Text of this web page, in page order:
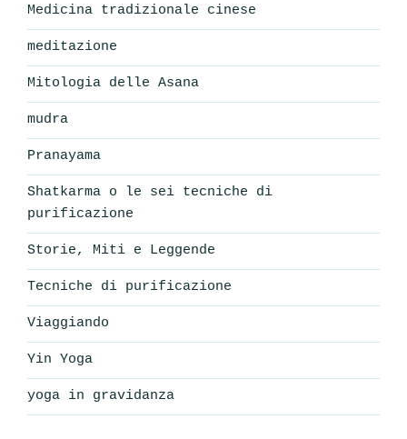
Medicina tradizionale cinese
meditazione
Mitologia delle Asana
mudra
Pranayama
Shatkarma o le sei tecniche di
purificazione
Storie, Miti e Leggende
Tecniche di purificazione
Viaggiando
Yin Yoga
yoga in gravidanza